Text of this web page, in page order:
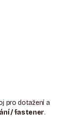
pro dotažení a
/ fastener.